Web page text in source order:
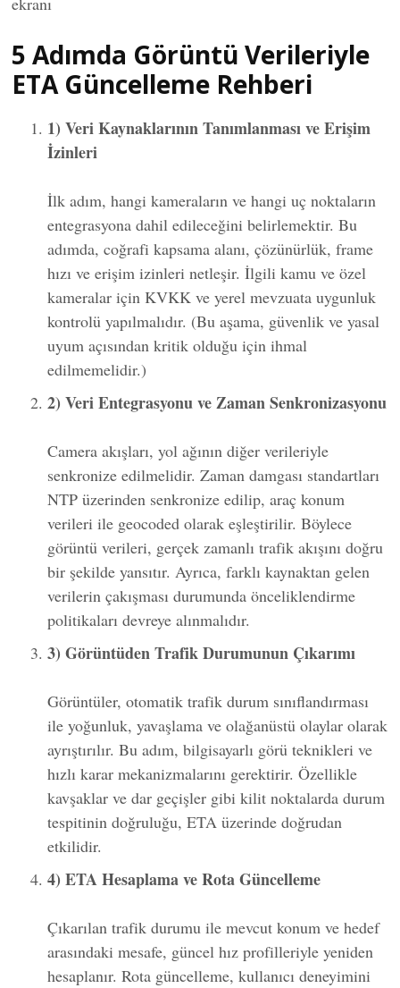
5 Adımda Görüntü Verileriyle
ETA Güncelleme Rehberi
1) Veri Kaynaklarının Tanımlanması ve Erişim
İzinleri
İlk adım, hangi kameraların ve hangi uç noktaların
entegrasyona dahil edileceğini belirlemektir. Bu
adımda, coğrafi kapsama alanı, çözünürlük, frame
hızı ve erişim izinleri netleşir. İlgili kamu ve özel
kameralar için KVKK ve yerel mevzuata uygunluk
kontrolü yapılmalıdır. (Bu aşama, güvenlik ve yasal
uyum açısından kritik olduğu için ihmal
edilmemelidir.)
2) Veri Entegrasyonu ve Zaman Senkronizasyonu
Camera akışları, yol ağının diğer verileriyle
senkronize edilmelidir. Zaman damgası standartları
NTP üzerinden senkronize edilip, araç konum
verileri ile geocoded olarak eşleştirilir. Böylece
görüntü verileri, gerçek zamanlı trafik akışını doğru
bir şekilde yansıtır. Ayrıca, farklı kaynaktan gelen
verilerin çakışması durumunda önceliklendirme
politikaları devreye alınmalıdır.
3) Görüntüden Trafik Durumunun Çıkarımı
Görüntüler, otomatik trafik durum sınıflandırması
ile yoğunluk, yavaşlama ve olağanüstü olaylar olarak
ayrıştırılır. Bu adım, bilgisayarlı görü teknikleri ve
hızlı karar mekanizmalarını gerektirir. Özellikle
kavşaklar ve dar geçişler gibi kilit noktalarda durum
tespitinin doğruluğu, ETA üzerinde doğrudan
etkilidir.
4) ETA Hesaplama ve Rota Güncelleme
Çıkarılan trafik durumu ile mevcut konum ve hedef
arasındaki mesafe, güncel hız profilleriyle yeniden
hesaplanır. Rota güncelleme, kullanıcı deneyimini